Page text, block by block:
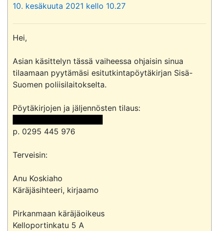
10. kesäkuuta 2021 kello 10.27
Hei,
Asian käsittelyn tässä vaiheessa ohjaisin sinua
tilaamaan pyytämäsi esitutkintapöytäkirjan Sisä-
Suomen poliisilaitokselta.
p. 0295 445 976
Terveisin:
Anu Koskiaho
Käräjäsihteeri, kirjaamo
Pirkanmaan käräjäoikeus
Kelloportinkatu 5 A